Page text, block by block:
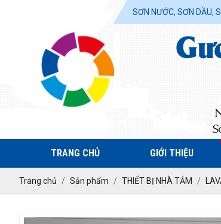
SƠN NƯỚC, SƠN DẦU,
TRANG CHỦ GIỚI THIỆU
Trang chủ Sản phẩm THIẾT BỊ NHÀ TẮM